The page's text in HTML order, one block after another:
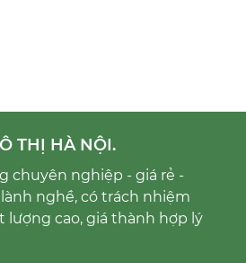
THỊ HÀ NỘI.
chuyên nghiệp - giá rẻ -
nghề, có trách nhiệm
cao, giá thành hợp lý